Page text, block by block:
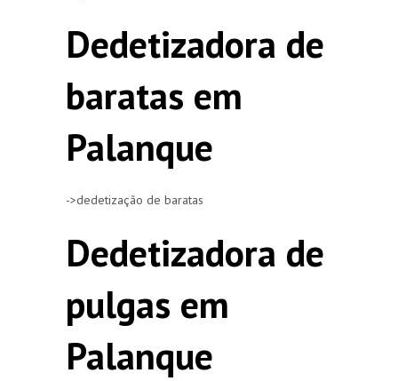
Dedetizadora de
baratas em
Palanque
->dedetização de baratas
Dedetizadora de
pulgas em
Palanque